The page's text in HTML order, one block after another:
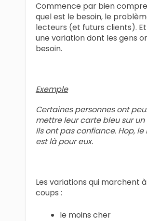
Commence par bien
quel est le besoin, le
lecteurs (et futurs clients). Et
une variation dont les gens
besoin.
Exemple
Certaines personnes ont
mettre leur carte bleu sur un
Ils ont pas confiance. Hop,
est là pour eux.
Les variations qui marchent
coups :
le moins cher